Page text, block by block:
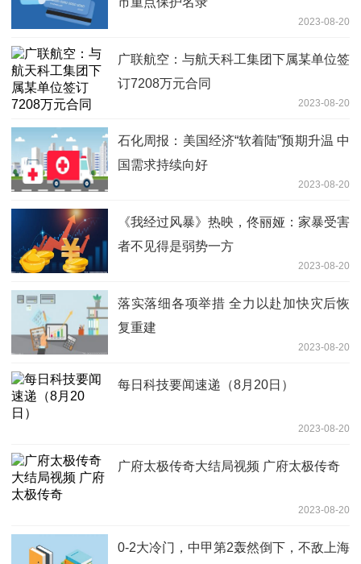
2023-08-20
广联航空：与航天科工集团下属某单位签
订7208万元合同
2023-08-20
石化周报：美国经济“软着陆”预期升温 中
国需求持续向好
2023-08-20
《我经过风暴》热映，佟丽娅：家暴受害
者不见得是弱势一方
2023-08-20
落实落细各项举措 全力以赴加快灾后恢
复重建
2023-08-20
每日科技要闻速递（8月20日）
2023-08-20
广府太极传奇大结局视频 广府太极传奇
2023-08-20
0-2大冷门，中甲第2轰然倒下，不敌上海